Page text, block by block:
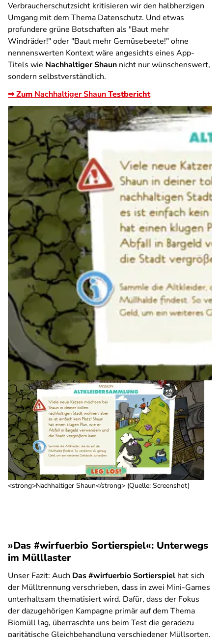
Verbraucherschutzsicht kritisieren wir den halbherzigen
Umgang mit dem Thema Datenschutz. Und etwas
profundere grüne Botschaften als "Baut mehr
Windräder!" oder "Baut mehr Gemüsebeete!" ohne
nennenswerten Kontext wäre angesichts eines App-
Titels wie Nachhaltiger Shaun nicht nur wünschenswert,
sondern selbstverständlich.
⇒ Zum Nachhaltiger ShaunTestbericht
<strong>Nachhaltiger Shaun</strong> (Quelle: Screenshot)
»Das #wirfuerbio Sortierspiel«: Unterwegs
im Mülllaster
Unser Fazit: Auch Das #wirfuerbio Sortierspiel hat sich
der Mülltrennung verschrieben, dass in zwei Mini-Games
unterhaltsam thematisiert wird. Dafür, dass der Fokus
der dazugehörigen Kampagne primär auf dem Thema
Biomüll lag, überraschte uns beim Test die geradezu
paritätische Gleichbehandlung verschiedener Müllsorten.